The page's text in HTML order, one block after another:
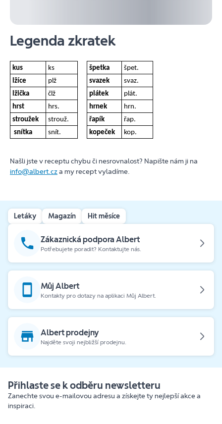
Legenda zkratek
kus ks špetka
špet.
lžíce
plž svazek
svaz.
lžička
člž plátek
plát.
hrst
hrs. hrnek
hrn.
stroužek
strouž. řapík
řap.
snítka
snít. kopeček kop.
Našli jste v receptu chybu či nesrovnalost? Napište nám ji na
info@albert.cza my recept vyladíme.
Letáky Magazín Hit měsíce
Zákaznická podpora Albert
Potřebujete poradit? Kontaktujte nás.
Můj Albert
Kontakty pro dotazy na aplikaci Můj Albert.
Albert prodejny
Najděte svoji nejbližší prodejnu.
Přihlaste se k odběru newsletteru
Zanechte svou e-mailovou adresu a získejte ty nejlepší akce a
inspiraci.